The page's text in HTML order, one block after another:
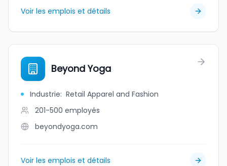
Voir les emplois et détails
Beyond Yoga
Industrie: Retail Apparel and Fashion
201-500 employés
beyondyoga.com
Voir les emplois et détails